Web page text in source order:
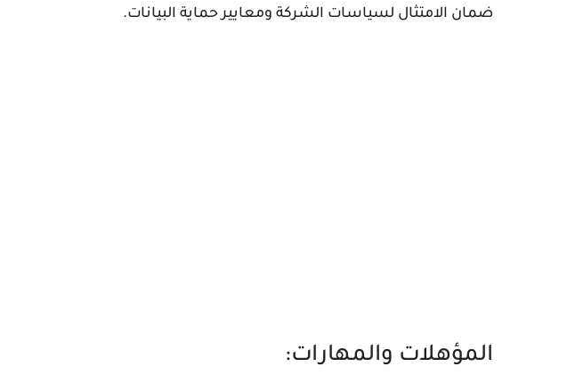
ضمان الامتثال لسياسات الشركة ومعايير حماية البيانات.
المؤهلات والمهارات: